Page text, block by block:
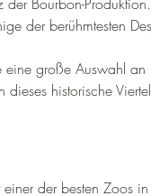
der berühmtesten
eine große Auswahl
dieses historische
einer der besten Zoos